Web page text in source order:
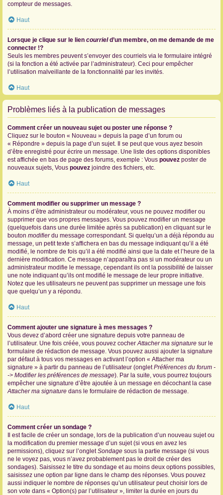
compteur de messages.
Haut
Lorsque je clique sur le lien courrield’un membre, on me demande de me
connecter !?
Seuls les membres peuvent s’envoyer des courriels via le formulaire intégré
(si la fonction a été activée par l’administrateur). Ceci pour empêcher
l’utilisation malveillante de la fonctionnalité par les invités.
Haut
Problèmes liés à la publication de messages
Comment créer un nouveau sujet ou poster une réponse ?
Cliquez sur le bouton « Nouveau » depuis la page d’un forum ou
« Répondre » depuis la page d’un sujet. Il se peut que vous ayez besoin
d’être enregistré pour écrire un message. Une liste des options disponibles
est affichée en bas de page des forums, exemple : Vous pouvez poster de
nouveaux sujets, Vous pouvez joindre des fichiers, etc.
Haut
Comment modifier ou supprimer un message ?
À moins d’être administrateur ou modérateur, vous ne pouvez modifier ou
supprimer que vos propres messages. Vous pouvez modifier un message
(quelquefois dans une durée limitée après sa publication) en cliquant sur le
bouton modifierdu message correspondant. Si quelqu’un a déjà répondu au
message, un petit texte s’affichera en bas du message indiquant qu’il a été
modifié, le nombre de fois qu’il a été modifié ainsi que la date et l’heure de la
dernière modification. Ce message n’apparaîtra pas si un modérateur ou un
administrateur modifie le message, cependant ils ont la possibilité de laisser
une note indiquant qu’ils ont modifié le message de leur propre initiative.
Notez que les utilisateurs ne peuvent pas supprimer un message une fois
que quelqu’un y a répondu.
Haut
Comment ajouter une signature à mes messages ?
Vous devez d’abord créer une signature depuis votre panneau de
l’utilisateur. Une fois créée, vous pouvez cocherAttacher ma signature sur le
formulaire de rédaction de message. Vous pouvez aussi ajouter la signature
par défaut à tous vos messages en activant l’option « Attacher ma
signature » à partir du panneau de l’utilisateur (ongletPréférences du forum -
-> Modifier les préférences de message). Par la suite, vous pourrez toujours
empêcher une signature d’être ajoutée à un message en décochant la case
Attacher ma signature dans le formulaire de rédaction de message.
Haut
Comment créer un sondage ?
Il est facile de créer un sondage, lors de la publication d’un nouveau sujet ou
la modification du premier message d’un sujet (si vous en avez les
permissions), cliquez sur l’ongletSondage sous la partie message (si vous
ne le voyez pas, vous n’avez probablement pas le droit de créer des
sondages). Saisissez le titre du sondage et au moins deux options possibles,
saisissez une option par ligne dans le champ des réponses. Vous pouvez
aussi indiquer le nombre de réponses qu’un utilisateur peut choisir lors de
son vote dans « Option(s) par l’utilisateur », limiter la durée en jours du